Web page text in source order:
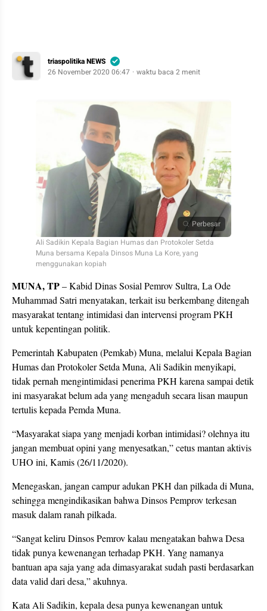
triaspolitika NEWS
26 November 2020 06:47
waktu baca 2 menit
Perbesar
Ali Sadikin Kepala Bagian Humas dan Protokoler Setda
Muna bersama Kepala Dinsos Muna La Kore, yang
menggunakan kopiah
MUNA, TP– Kabid Dinas Sosial Pemrov Sultra, La Ode
Muhammad Satri menyatakan, terkait isu berkembang ditengah
masyarakat tentang intimidasi dan intervensi program PKH
untuk kepentingan politik.
Pemerintah Kabupaten (Pemkab) Muna, melalui Kepala Bagian
Humas dan Protokoler Setda Muna, Ali Sadikin menyikapi,
tidak pernah mengintimidasi penerima PKH karena sampai detik
ini masyarakat belum ada yang mengaduh secara lisan maupun
tertulis kepada Pemda Muna.
“Masyarakat siapa yang menjadi korban intimidasi? olehnya itu
jangan membuat opini yang menyesatkan,” cetus mantan aktivis
UHO ini, Kamis (26/11/2020).
Menegaskan, jangan campur adukan PKH dan pilkada di Muna,
sehingga mengindikasikan bahwa Dinsos Pemprov terkesan
masuk dalam ranah pilkada.
“Sangat keliru Dinsos Pemrov kalau mengatakan bahwa Desa
tidak punya kewenangan terhadap PKH. Yang namanya
bantuan apa saja yang ada dimasyarakat sudah pasti berdasarkan
data valid dari desa,” akuhnya.
Kata Ali Sadikin, kepala desa punya kewenangan untuk